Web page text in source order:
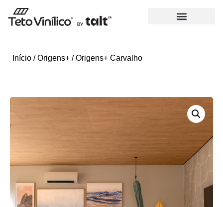
Início /Origens+ / Origens+ Carvalho